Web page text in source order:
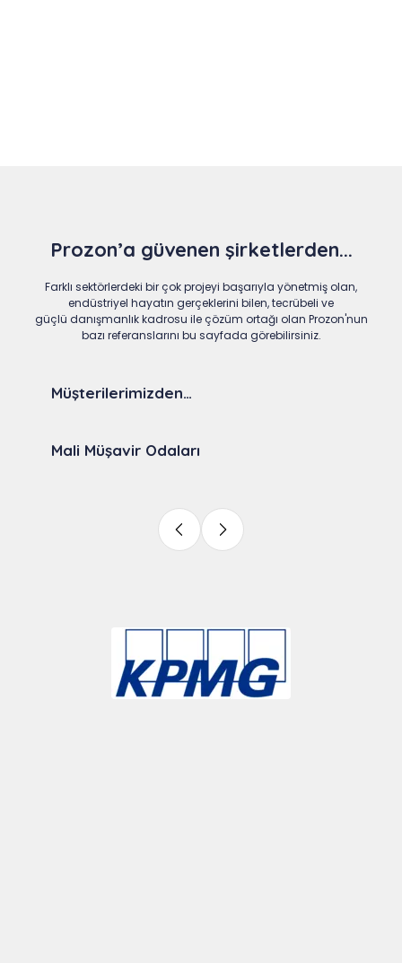
Prozon’a güvenen şirketlerden...
Farklı sektörlerdeki bir çok projeyi başarıyla yönetmiş olan,
endüstriyel hayatın gerçeklerini bilen, tecrübeli ve
güçlü danışmanlık kadrosu ile çözüm ortağı olan Prozon'nun
bazı referanslarını bu sayfada görebilirsiniz.
Müşterilerimizden…
Mali Müşavir Odaları